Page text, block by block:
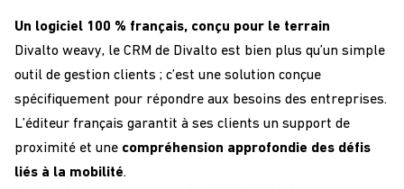
Un logiciel 100 % français, conçu pour le terrain
Divalto weavy, le CRM de Divalto est bien plus qu’un simple
outil de gestion clients ; c’est une solution conçue
spécifiquement pour répondre aux besoins des entreprises.
L’éditeur français garantit à ses clients un support de
proximité et une compréhension approfondie des défis
liés à la mobilité.